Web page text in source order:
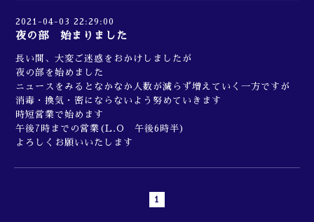
2021-04-03 22:29:00
夜の部 始まりました
長い間、大変ご迷惑をおかけしましたが
夜の部を始めました
ニュースをみるとなかなか人数が減らず増えていく一方ですが
消毒・換気・密にならないよう努めていきます
時短営業で始めます
午後7時までの営業(L.O 午後6時半)
よろしくお願いいたします
1